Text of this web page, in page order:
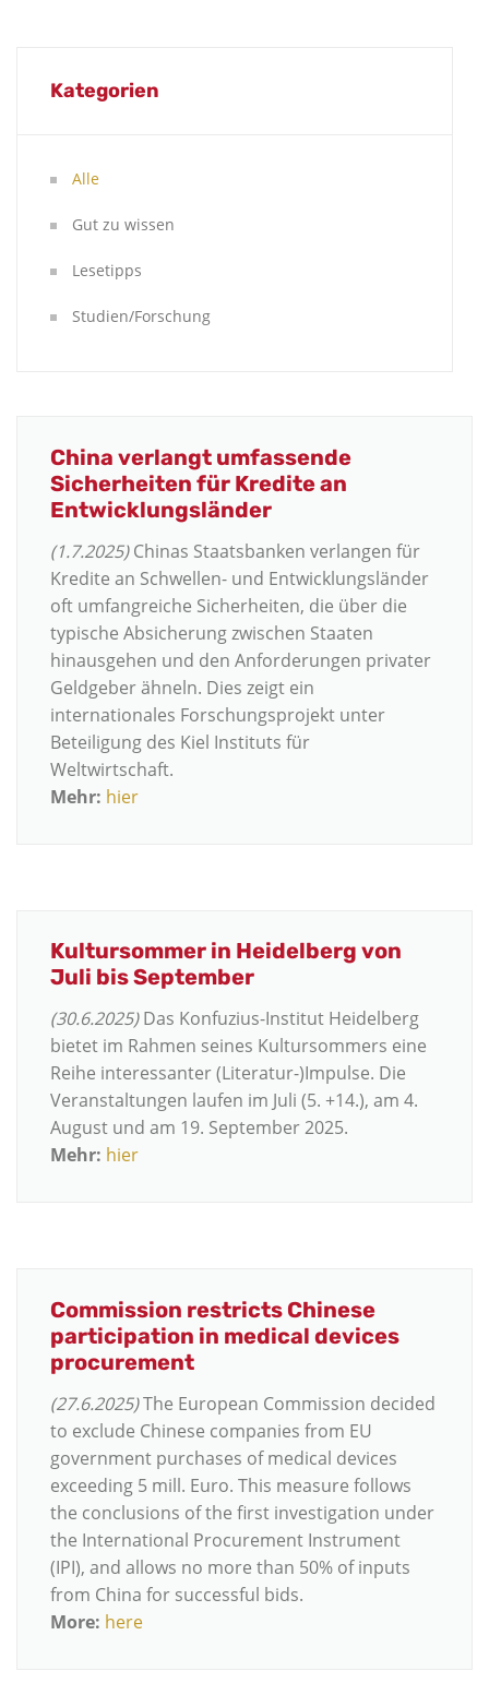
Kategorien
Alle
Gut zu wissen
Lesetipps
Studien/Forschung
China verlangt umfassende
Sicherheiten für Kredite an
Entwicklungsländer
(1.7.2025)Chinas Staatsbanken verlangen für
Kredite an Schwellen- und Entwicklungsländer
oft umfangreiche Sicherheiten, die über die
typische Absicherung zwischen Staaten
hinausgehen und den Anforderungen privater
Geldgeber ähneln. Dies zeigt ein
internationales Forschungsprojekt unter
Beteiligung des Kiel Instituts für
Weltwirtschaft.
Mehr: hier
Kultursommer in Heidelberg von
Juli bis September
(30.6.2025)Das Konfuzius-Institut Heidelberg
bietet im Rahmen seines Kultursommers eine
Reihe interessanter (Literatur-)Impulse. Die
Veranstaltungen laufen im Juli (5. +14.), am 4.
August und am 19. September 2025.
Mehr: hier
Commission restricts Chinese
participation in medical devices
procurement
(27.6.2025)The European Commission decided
to exclude Chinese companies from EU
government purchases of medical devices
exceeding 5 mill. Euro. This measure follows
the conclusions of the first investigation under
the International Procurement Instrument
(IPI), and allows no more than 50% of inputs
from China for successful bids.
More: here